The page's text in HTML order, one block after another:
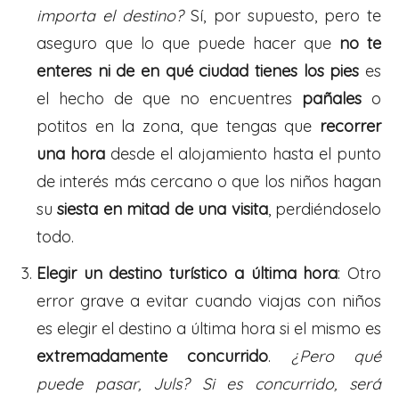
importa el destino?Sí, por supuesto, pero te
aseguro que lo que puede hacer que no te
enteres ni de en qué ciudad tienes los pies es
el hecho de que no encuentres pañales o
potitos en la zona, que tengas que recorrer
una hora desde el alojamiento hasta el punto
de interés más cercano o que los niños hagan
susiesta en mitad de una visita, perdiéndoselo
todo.
Elegir un destino turístico a última hora: Otro
error grave a evitar cuando viajas con niños
es elegir el destino a última hora si el mismo es
extremadamente concurrido. ¿Pero qué
puede pasar, Juls? Si es concurrido, será